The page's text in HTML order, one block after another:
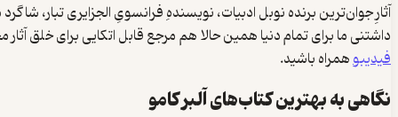
آثارِ جوان‌ترین برنده نوبل ادبیات، نویسندهِ فرانسویِ الجزایری تبار،
داشتنی ما برای تمام دنیا همین حالا هم مرجع قابل اتکایی برای خلق آثار
فیدیبوهمراه باشید.
نگاهی به بهترین کتاب‌های آلبر کامو